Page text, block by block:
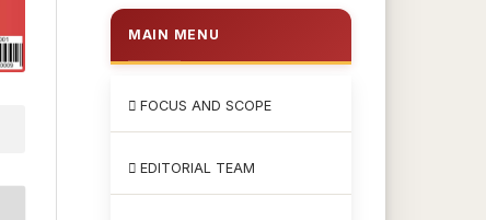
MAIN MENU
FOCUS AND SCOPE
EDITORIAL TEAM